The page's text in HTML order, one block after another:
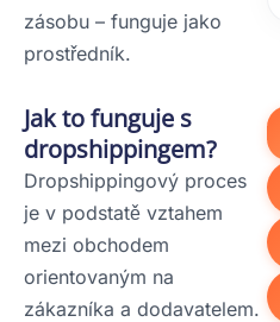
zásobu – funguje jako
prostředník.
Jak to funguje s
dropshippingem?
Dropshippingový proces
je v podstatě vztahem
mezi obchodem
orientovaným na
zákazníka a dodavatelem.